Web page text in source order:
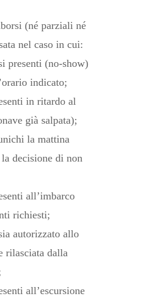
(né parziali né
nel caso in cui:
presenti (no-show)
indicato;
in ritardo al
già salpata);
la mattina
la decisione di non
all’imbarco
richiesti;
autorizzato allo
rilasciata dalla
all’escursione